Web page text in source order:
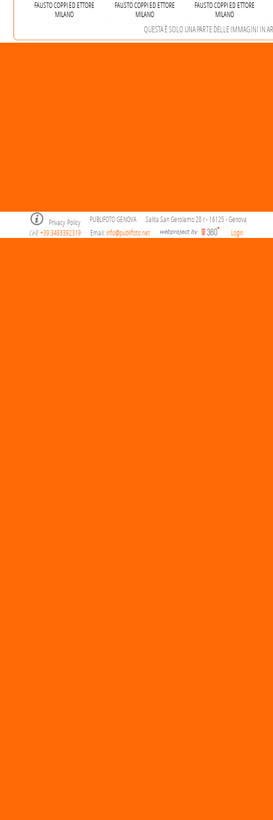
FAUSTO COPPI ED ETTORE
MILANO
FAUSTO COPPI ED ETTORE
MILANO
FAUSTO COPPI ED ETTORE
MILANO
QUESTA È SOLO UNA PARTE DELLE IMMAGINI IN
Privacy Policy PUBLIFOTO GENOVA
Salita San Gerolamo 28 r - 16125 - Genova
Cell. +39.3483392319 Email:info@publifoto.net Login